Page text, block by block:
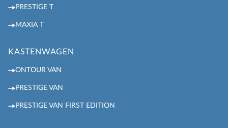
PRESTIGE T
MAXIA T
KASTENWAGEN
ONTOUR VAN
PRESTIGE VAN
PRESTIGE VAN FIRST EDITION